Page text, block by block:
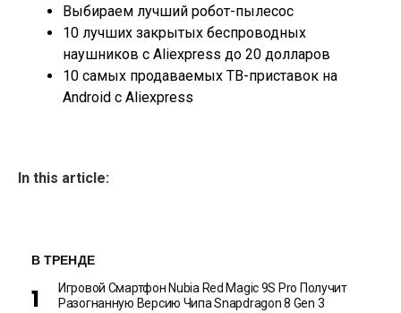
Выбираем лучший робот-пылесос
10 лучших закрытых беспроводных
наушников с Aliexpress до 20 долларов
10 самых продаваемых ТВ-приставок на
Android с Aliexpress
In this article:
В ТРЕНДЕ
Игровой Смартфон Nubia Red Magic 9S Pro Получит
Разогнанную Версию Чипа Snapdragon 8 Gen 3